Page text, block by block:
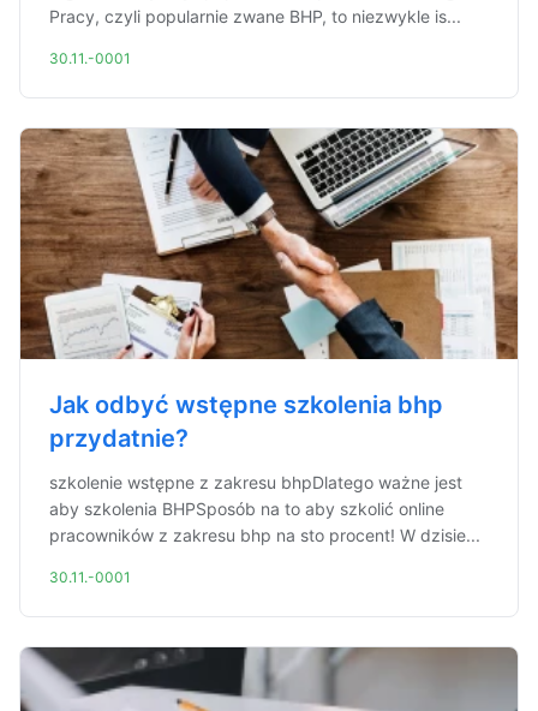
Pracy, czyli popularnie zwane BHP, to niezwykle is...
30.11.-0001
Jak odbyć wstępne szkolenia bhp
przydatnie?
szkolenie wstępne z zakresu bhpDlatego ważne jest
aby szkolenia BHPSposób na to aby szkolić online
pracowników z zakresu bhp na sto procent! W dzisie...
30.11.-0001